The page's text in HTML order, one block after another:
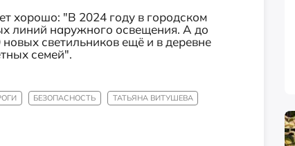
хорошо: "В 2024 году в городском
линий наружного освещения. А до
светильников ещё и в деревне
семей".
БЕЗОПАСНОСТЬ ТАТЬЯНА ВИТУШЕВА